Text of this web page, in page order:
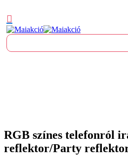
RGB színes telefonról
reflektor/Party